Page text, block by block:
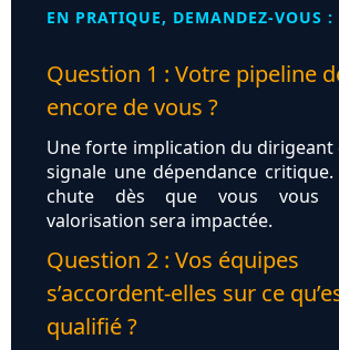
EN PRATIQUE, DEMANDEZ-VOUS :
Question 1 : Votre pipeline
encore de vous ?
Une forte implication du dirigeant
signale une dépendance
chute dès que vous vous
valorisation sera impactée.
Question 2 : Vos équipes
s’accordent‑elles sur ce
qualifié ?